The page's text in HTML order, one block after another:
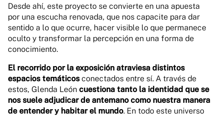
Desde ahí, este proyecto se convierte en una apuesta
por una escucha renovada, que nos capacite para dar
sentido a lo que ocurre, hacer visible lo que permanece
oculto y transformar la percepción en una forma de
conocimiento.
El recorrido por la exposición atraviesa distintos
espacios temáticos conectados entre sí. A través de
estos, Glenda León cuestiona tanto la identidad que se
nos suele adjudicar de antemano como nuestra manera
de entender y habitar el mundo. En todo este universo